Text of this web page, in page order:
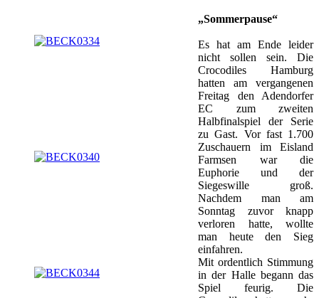
„Sommerpause“
Es hat am Ende leider
nicht sollen sein. Die
Crocodiles Hamburg
hatten am vergangenen
Freitag den Adendorfer
EC zum zweiten
Halbfinalspiel der Serie
zu Gast. Vor fast 1.700
Zuschauern im Eisland
Farmsen war die
Euphorie und der
Siegeswille groß.
Nachdem man am
Sonntag zuvor knapp
verloren hatte, wollte
man heute den Sieg
einfahren.
Mit ordentlich Stimmung
in der Halle begann das
Spiel feurig. Die